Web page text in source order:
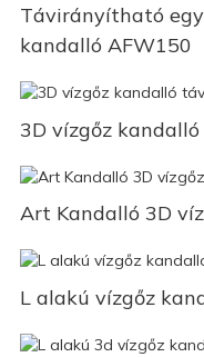
Távirányítható
kandalló AFW150
3D vízgőz
Art Kandalló 3D
L alakú vízgőz